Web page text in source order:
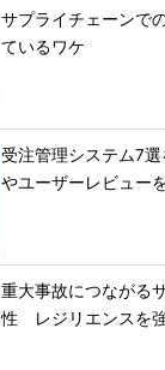
サプライチェーンで
ているワケ
受注管理システム7
やユーザーレビュー
重大事故につながる
性 レジリエンスを